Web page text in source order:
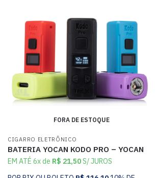
FORA DE ESTOQUE
CIGARRO ELETRÔNICO
BATERIA YOCAN KODO PRO – YOCAN
EM ATÉ 6x de R$ 21,50S/ JUROS